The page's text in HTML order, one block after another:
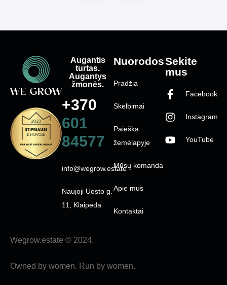
Nuorodos
Pradžia
Skelbimai
Paieška
žemėlapyje
Mūsų komanda
Apie mus
Kontaktai
Sekite
mus
Facebook
Instagram
YouTube
Augantis
turtas.
Augantys
žmonės.
+370
601
84577
info@wegrow.estate
Naujoji Uosto g.
11, Klaipėda
Wegrow.estate © 2024.
Owned by women. Run by women.